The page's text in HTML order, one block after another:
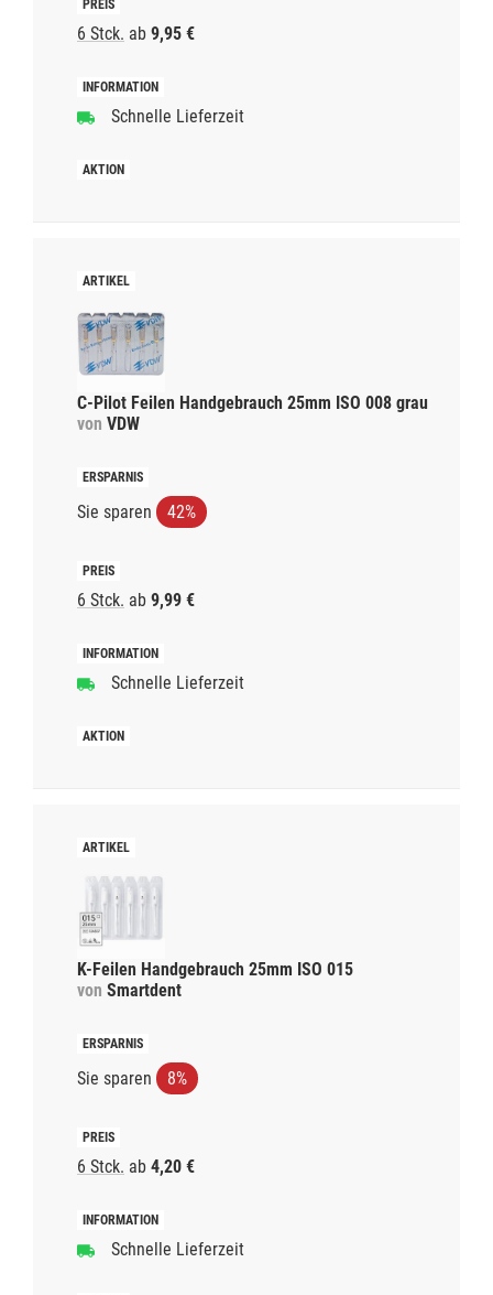
6 Stck. ab 9,95 €
Schnelle Lieferzeit
C-Pilot Feilen Handgebrauch 25mm ISO 008 grau
von VDW
Sie sparen 42%
6 Stck. ab 9,99 €
Schnelle Lieferzeit
K-Feilen Handgebrauch 25mm ISO 015
von Smartdent
Sie sparen 8%
6 Stck. ab 4,20 €
Schnelle Lieferzeit